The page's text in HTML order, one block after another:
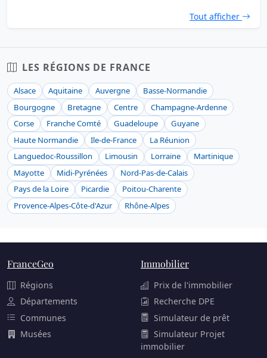
Tout afficher
LES RÉGIONS DE FRANCE
Alsace Aquitaine Auvergne
Basse-Normandie
Bourgogne
Bretagne Centre
Champagne-Ardenne
Corse
Franche Comté Guadeloupe
Guyane
Haute Normandie
Ile-de-France
La Réunion
Languedoc-Roussillon
Limousin Lorraine
Martinique
Mayotte
Midi-Pyrénées
Nord-Pas-de-Calais
Pays de la Loire
Picardie
Poitou-Charente
Provence-Alpes-Côte-d'Azur
Rhône-Alpes
FranceGeo
Régions
Départements
Communes
Musées
Immobilier
Prix de l'immobilier
Recherche DPE
Simulateur de prêt
Simulateur Projet
immobilier